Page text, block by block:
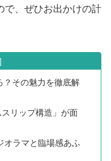
、ぜひお出かけの計
？その魅力を徹底解
リップ構造」が面
オラマと臨場感あふ